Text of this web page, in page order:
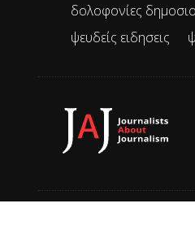
δολοφονίες
ψευδείς ειδησεις